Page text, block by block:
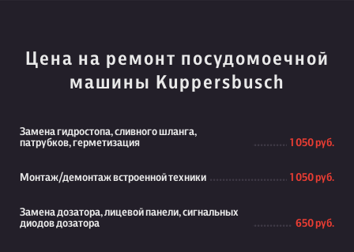
Цена на ремонт посудомоечной
машины Kuppersbusch
Замена гидростопа, сливного шланга,
патрубков, герметизация
1 050 руб.
Монтаж/демонтаж встроенной техники 1 050 руб.
Замена дозатора, лицевой панели, сигнальных
диодов дозатора
650 руб.